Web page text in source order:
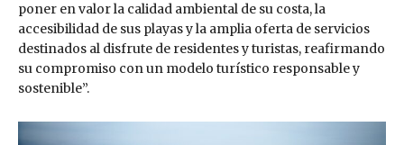
poner en valor la calidad ambiental de su costa, la
accesibilidad de sus playas y la amplia oferta de servicios
destinados al disfrute de residentes y turistas, reafirmando
su compromiso con un modelo turístico responsable y
sostenible”.